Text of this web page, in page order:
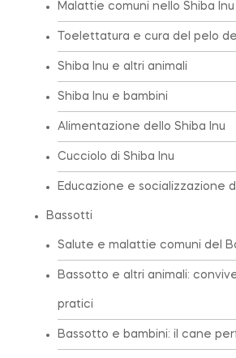
Malattie comuni nello Shiba Inu
Toelettatura e cura del pelo
Shiba Inu e altri animali
Shiba Inu e bambini
Alimentazione dello Shiba Inu
Cucciolo di Shiba Inu
Educazione e socializzazione
Bassotti
Salute e malattie comuni del
Bassotto e altri animali:
pratici
Bassotto e bambini: il cane